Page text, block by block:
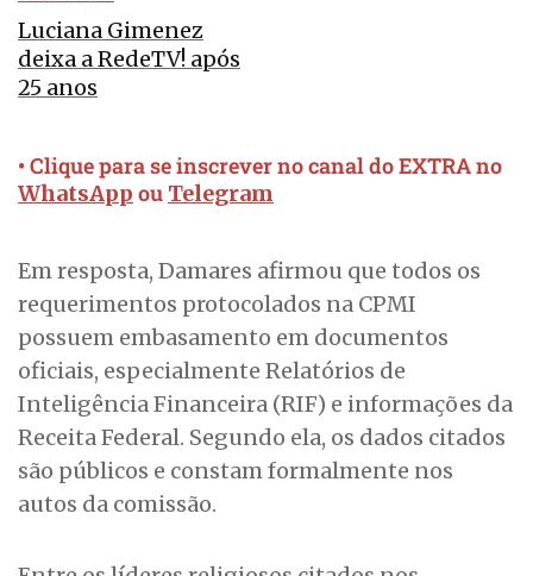
Luciana Gimenez
deixa a RedeTV! após
25 anos
• Clique para se inscrever no canal do EXTRA no
WhatsApp ou Telegram
Em resposta, Damares afirmou que todos os
requerimentos protocolados na CPMI
possuem embasamento em documentos
oficiais, especialmente Relatórios de
Inteligência Financeira (RIF) e informações da
Receita Federal. Segundo ela, os dados citados
são públicos e constam formalmente nos
autos da comissão.